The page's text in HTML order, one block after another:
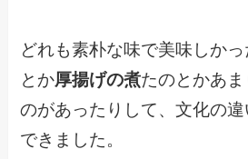
どれも素朴な味で美味しか
とか厚揚げの煮たのとかあ
のがあったりして、文化の
できました。